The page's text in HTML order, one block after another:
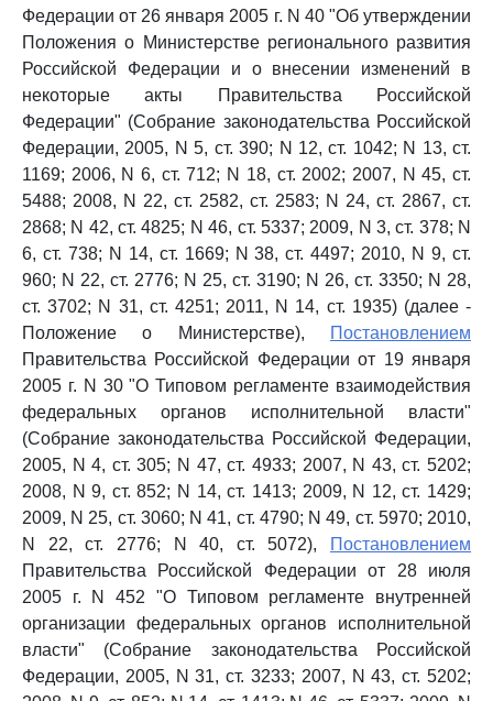
Федерации от 26 января 2005 г. N 40 "Об утверждении
Положения о Министерстве регионального развития
Российской Федерации и о внесении изменений в
некоторые акты Правительства Российской
Федерации" (Собрание законодательства Российской
Федерации, 2005, N 5, ст. 390; N 12, ст. 1042; N 13, ст.
1169; 2006, N 6, ст. 712; N 18, ст. 2002; 2007, N 45, ст.
5488; 2008, N 22, ст. 2582, ст. 2583; N 24, ст. 2867, ст.
2868; N 42, ст. 4825; N 46, ст. 5337; 2009, N 3, ст. 378; N
6, ст. 738; N 14, ст. 1669; N 38, ст. 4497; 2010, N 9, ст.
960; N 22, ст. 2776; N 25, ст. 3190; N 26, ст. 3350; N 28,
ст. 3702; N 31, ст. 4251; 2011, N 14, ст. 1935) (далее -
Положение о Министерстве),
Постановлением
Правительства Российской Федерации от 19 января
2005 г. N 30 "О Типовом регламенте взаимодействия
федеральных органов исполнительной власти"
(Собрание законодательства Российской Федерации,
2005, N 4, ст. 305; N 47, ст. 4933; 2007, N 43, ст. 5202;
2008, N 9, ст. 852; N 14, ст. 1413; 2009, N 12, ст. 1429;
2009, N 25, ст. 3060; N 41, ст. 4790; N 49, ст. 5970; 2010,
N 22, ст. 2776; N 40, ст. 5072),
Постановлением
Правительства Российской Федерации от 28 июля
2005 г. N 452 "О Типовом регламенте внутренней
организации федеральных органов исполнительной
власти" (Собрание законодательства Российской
Федерации, 2005, N 31, ст. 3233; 2007, N 43, ст. 5202;